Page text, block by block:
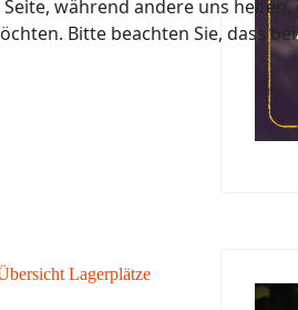
Lagerplätze
während andere uns
Bitte beachten Sie, dass